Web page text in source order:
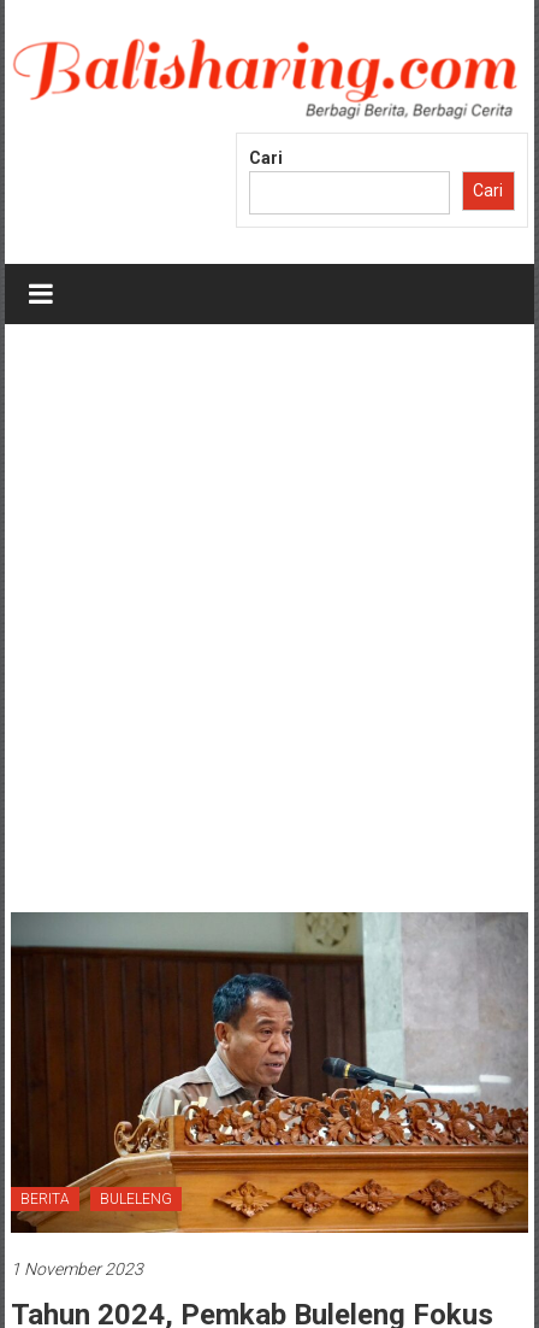
konten
Cari
Cari
BERITA BULELENG
1 November 2023
Tahun 2024, Pemkab Buleleng Fokus